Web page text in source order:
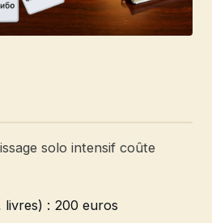
solo intensif coûte
livres) : 200 euros